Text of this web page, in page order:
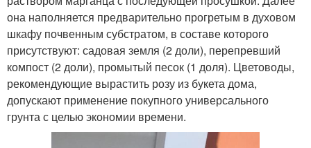
она наполняется предварительно прогретым в духовом
шкафу почвенным субстратом, в составе которого
присутствуют: садовая земля (2 доли), перепревший
компост (2 доли), промытый песок (1 доля). Цветоводы,
рекомендующие вырастить розу из букета дома,
допускают применение покупного универсального
грунта с целью экономии времени.